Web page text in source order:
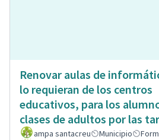
Renovar aulas de
lo requieran de los centros
educativos, para los
clases de adultos por las
ampa santacreu Municipio